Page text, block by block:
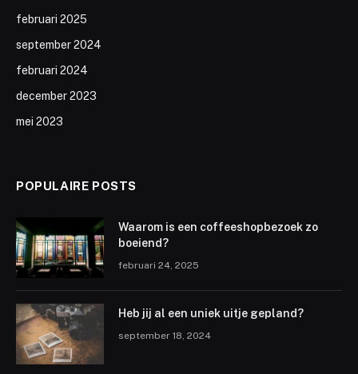
februari 2025
september 2024
februari 2024
december 2023
mei 2023
POPULAIRE POSTS
Waarom is een coffeeshopbezoek zo
boeiend?
februari 24, 2025
Heb jij al een uniek uitje gepland?
september 18, 2024